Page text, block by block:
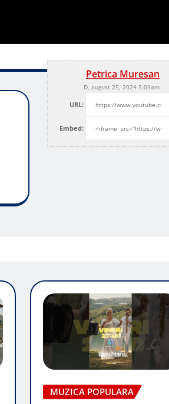
Petrica Muresan
D, august 25, 2024 5:03am
URL:
Embed:
MUZICA POPULARA